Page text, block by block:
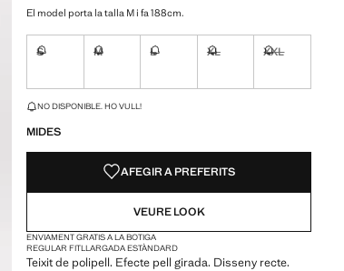
El model porta la talla M i fa 188cm.
S M L XL XXL
ÚLTIMES UNITATS!
NO DISPONIBLE. HO VULL!
MIDES
AFEGIR A PREFERITS
VEURE LOOK
ENVIAMENT GRATIS A LA BOTIGA
REGULAR FITLLARGADA ESTÀNDARD
Teixit de polipell. Efecte pell girada. Disseny recte.